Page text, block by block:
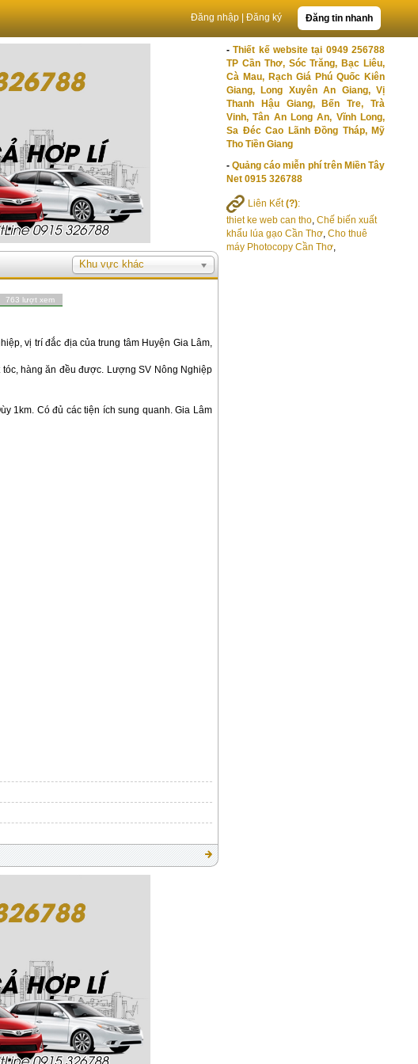
Đăng tin nhanh
Đăng nhập Đăng ký
-Thiết kế website tại 0949 256788
TP Cần Thơ, Sóc Trăng, Bạc Liêu,
Cà Mau, Rạch Giá Phú Quốc Kiên
Giang, Long Xuyên An Giang, Vị
Thanh Hậu Giang, Bến Tre, Trà
Vinh, Tân An Long An, Vĩnh Long,
Sa Đéc Cao Lãnh Đồng Tháp, Mỹ
Tho Tiền Giang
-Quảng cáo miễn phí trên Miền Tây
Net 0915 326788
Liên Kết(?):
thiet ke web can tho, Chế biến xuất
khẩu lúa gạo Cần Thơ, Cho thuê
máy Photocopy Cần Thơ,
Khu vực khác
763 lượt xem
vị trí đắc địa của trung tâm Huyện Gia Lâm,
hàng ăn đều được. Lượng SV Nông Nghiệp
1km. Có đủ các tiện ích sung quanh. Gia Lâm